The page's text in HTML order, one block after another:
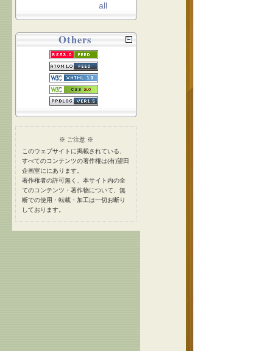
all
Others
※ ご注意 ※
このウェブサイトに掲載されている、
すべてのコンテンツの著作権は(有)望田
企画室ににあります。
著作権者の許可無く、本サイト内の全
てのコンテンツ・著作物について、無
断での使用・転載・加工は一切お断り
しております。